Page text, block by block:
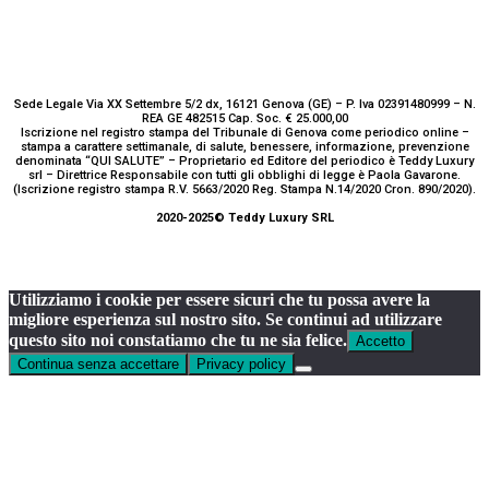
Sede Legale Via XX Settembre 5/2 dx, 16121 Genova (GE) – P. Iva 02391480999 – N.
REA GE 482515 Cap. Soc. € 25.000,00
Iscrizione nel registro stampa del Tribunale di Genova come periodico online –
stampa a carattere settimanale, di salute, benessere, informazione, prevenzione
denominata “QUI SALUTE” – Proprietario ed Editore del periodico è Teddy Luxury
srl – Direttrice Responsabile con tutti gli obblighi di legge è Paola Gavarone.
(Iscrizione registro stampa R.V. 5663/2020 Reg. Stampa N.14/2020 Cron. 890/2020).
2020-2025© Teddy Luxury SRL
Utilizziamo i cookie per essere sicuri che tu possa avere la
migliore esperienza sul nostro sito. Se continui ad utilizzare
questo sito noi constatiamo che tu ne sia felice. Accetto
Continua senza accettare
Privacy policy